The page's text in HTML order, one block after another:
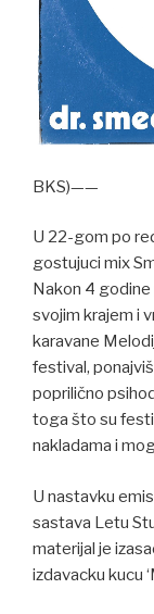
BKS)——
U 22-gom po
gostujuci mix
Nakon 4
svojim krajem i
karavane
festival,
poprilično
toga što su
nakladama i
U nastavku
sastava Letu
materijal je
izdavacku kucu